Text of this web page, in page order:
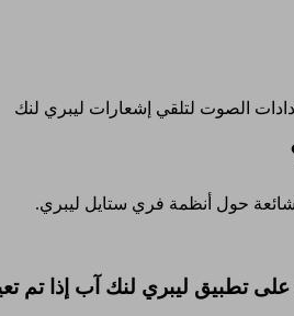
الصوت لتلقي إشعارات ليبري لنك
حول أنظمة فري ستايل ليبري.
تطبيق ليبري لنك آب إذا تم